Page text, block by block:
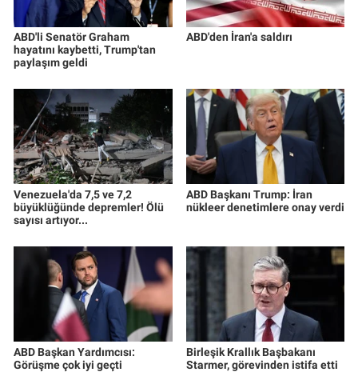
ABD'li Senatör Graham
hayatını kaybetti, Trump'tan
paylaşım geldi
ABD'den İran'a saldırı
Venezuela'da 7,5 ve 7,2
büyüklüğünde depremler! Ölü
sayısı artıyor...
ABD Başkanı Trump: İran
nükleer denetimlere onay verdi
ABD Başkan Yardımcısı:
Görüşme çok iyi geçti
Birleşik Krallık Başbakanı
Starmer, görevinden istifa etti